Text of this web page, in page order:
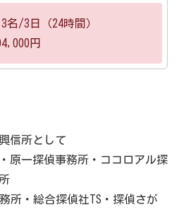
名/3日（24時間）
円
信所として
原一探偵事務所・ココロアル探
所・総合探偵社TS・探偵さが